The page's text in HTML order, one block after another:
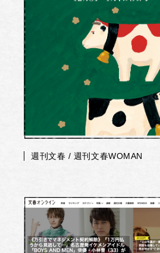
週刊文春 / 週刊文春WOMAN